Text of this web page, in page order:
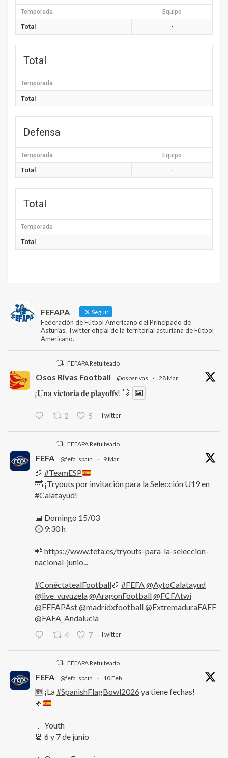
Temporada Equipo
Total -
Total
Temporada
Total
Defensa
Temporada Equipo
Total -
Total
Temporada
Total
FEFAPA Seguir
Federación de Fútbol Americano del Principado de
Asturias. Twitter oficial de la territorial asturiana de Fútbol
Americano.
FEFAPA Retuiteado
Osos Rivas Football @ososrivas · 28 Mar
¡𝐔𝐧𝐚 𝐯𝐢𝐜𝐭𝐨𝐫𝐢𝐚 𝐝𝐞 𝐩𝐥𝐚𝐲𝐨𝐟𝐟𝐬! 👋
2 5 Twitter
FEFAPA Retuiteado
FEFA @fefa_spain · 9 Mar
🏈 #TeamESP
🔜 ¡Tryouts por invitación para la Selección U19 en
#Calatayud!
📅 Domingo 15/03
🕤 9:30 h
📲 https://www.fefa.es/tryouts-para-la-seleccion-
nacional-junio...
#ConéctatealFootball🏈 #FEFA@AytoCalatayud
@live_vuvuzela@AragonFootball@FCFAtwi
@FEFAPAst@madridxfootball@ExtremaduraFAFF
@FAFA_Andalucia
4 7 Twitter
FEFAPA Retuiteado
FEFA @fefa_spain · 10 Feb
🆕 ¡La#SpanishFlagBowl2026 ya tiene fechas!
🏈
🔹 Youth
📆 6 y 7 de junio